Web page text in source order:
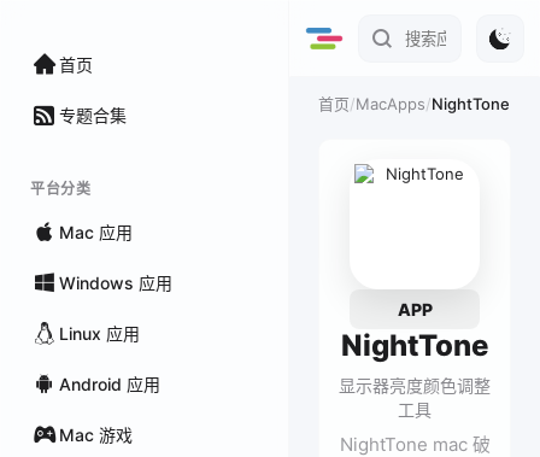
首页
专题合集
平台分类
Mac 应用
Windows 应用
Linux 应用
Android 应用
Mac 游戏
首页/MacApps/NightTone
APP
NightTone
显示器亮度颜色调整
工具
NightTone mac 破